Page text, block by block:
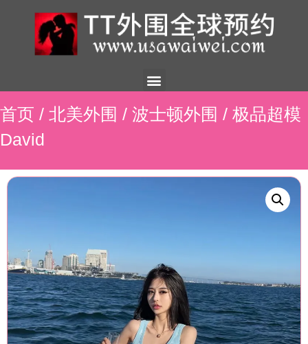
首页 / 北美外围 / 波士顿外围 / 极品超模
David